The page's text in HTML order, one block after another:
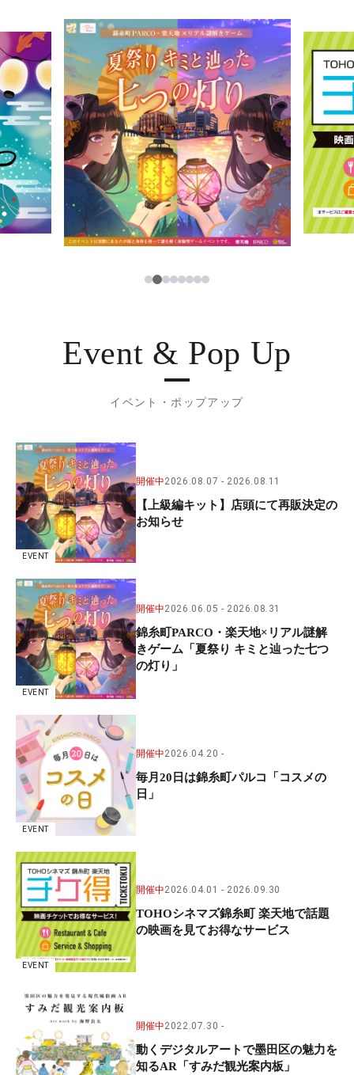
ニュース
レストラン・カフェ
TAX FREE
PARCOメンバーズ
JP
한국어
ภาษาไทย
日本語
1234567
Event & Pop Up
イベント・ポップアップ
EVENT
開催中2026.08.07 2026.08.11
【上級編キット】店頭にて再販決定の
お知らせ
EVENT
開催中2026.06.05 2026.08.31
錦糸町PARCO・楽天地×リアル謎解
きゲーム「夏祭り キミと辿った七つ
の灯り」
EVENT
開催中2026.04.20
毎月20日は錦糸町パルコ「コスメの
日」
EVENT
開催中2026.04.01 2026.09.30
TOHOシネマズ錦糸町 楽天地で話題
の映画を見てお得なサービス
開催中2022.07.30
動くデジタルアートで墨田区の魅力を
知るAR「すみだ観光案内板」